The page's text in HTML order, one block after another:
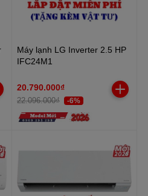
Máy lạnh LG Inverter 2.5 HP
IFC24M1
20.790.000₫
22.096.000₫ -6%